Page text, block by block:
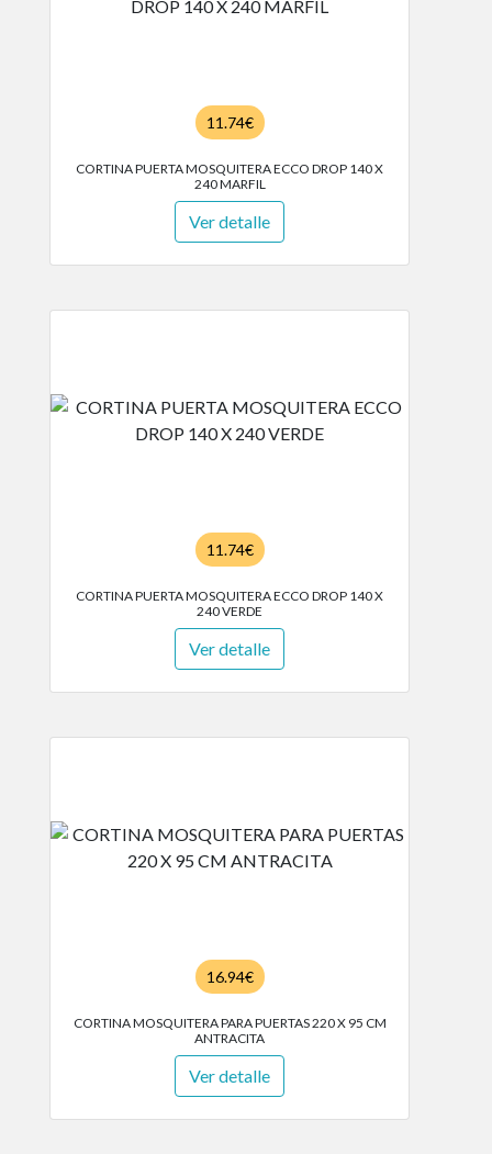
11.74€
CORTINA PUERTA MOSQUITERA ECCO DROP 140 X
240 MARFIL
Ver detalle
11.74€
CORTINA PUERTA MOSQUITERA ECCO DROP 140 X
240 VERDE
Ver detalle
16.94€
CORTINA MOSQUITERA PARA PUERTAS 220 X 95 CM
ANTRACITA
Ver detalle